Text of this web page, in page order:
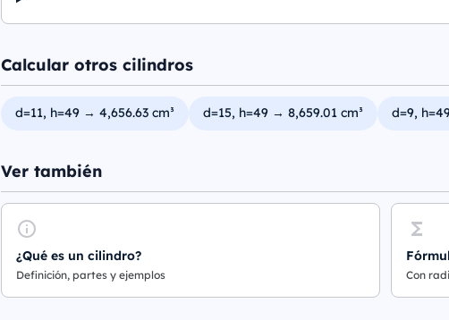
Calcular otros cilindros
d=11, h=49 → 4,656.63 cm³ d=15, h=49 → 8,659.01 cm³ d=9,
Ver también
¿Qué es un cilindro?
Definición, partes y ejemplos Con